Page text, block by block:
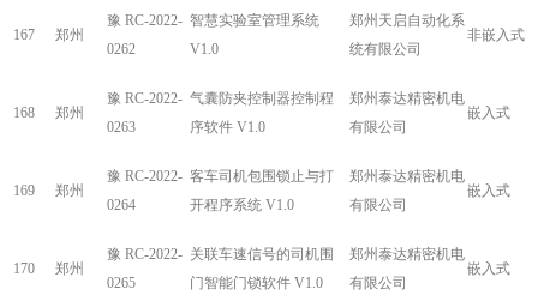
167 郑州
豫 RC-2022-
0262
智慧实验室管理系统
V1.0
郑州天启自动化系
统有限公司
非嵌入式
168 郑州
豫 RC-2022-
0263
气囊防夹控制器控制程
序软件 V1.0
郑州泰达精密机电
有限公司
嵌入式
169 郑州
豫 RC-2022-
0264
客车司机包围锁止与打
开程序系统 V1.0
郑州泰达精密机电
有限公司
嵌入式
170 郑州
豫 RC-2022-
0265
关联车速信号的司机围
门智能门锁软件 V1.0
郑州泰达精密机电
有限公司
嵌入式